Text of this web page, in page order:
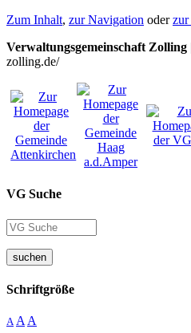
Zum Inhalt, zur Navigation oderzur
Verwaltungsgemeinschaft Zolling
zolling.de/
VG Suche
suchen
Schriftgröße
A A A